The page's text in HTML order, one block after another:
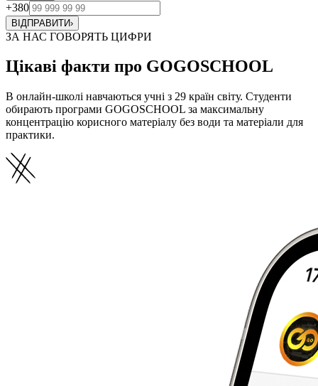
+380
ВІДПРАВИТИ›
ЗА НАС ГОВОРЯТЬ ЦИФРИ
Цікаві факти про GOGOSCHOOL
В онлайн-школі навчаються учні з 29 країн світу. Студенти
обирають програми GOGOSCHOOL за максимальну
концентрацію корисного матеріалу без води та матеріали для
практики.